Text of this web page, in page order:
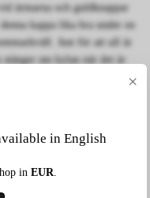
ärmarna och guldknappar
kappa lika bra under en
Just för att ull är
ute kylan när det är
du har andra funderingar,
×
in English
in EUR